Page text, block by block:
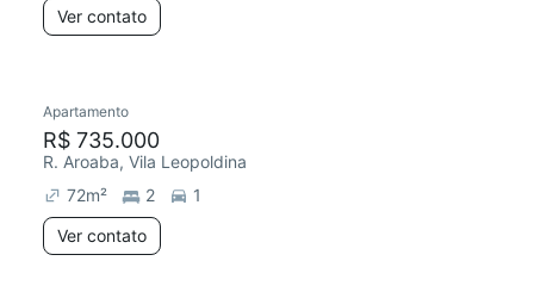
Ver contato
Redecorar
Apartamento
R$ 735.000
R. Aroaba, Vila Leopoldina
72m² 2
1
Ver contato